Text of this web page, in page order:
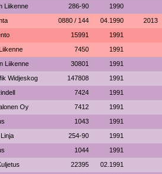
Liikenne 286-90 1990
0880 / 144 04.1990 2013
15991 1991
7450 1991
Liikenne 30801 1991
Widjeskog 147808 1991
7424 1991
Oy 7412 1991
1043 1991
254-90 1991
1044 1991
22395 02.1991